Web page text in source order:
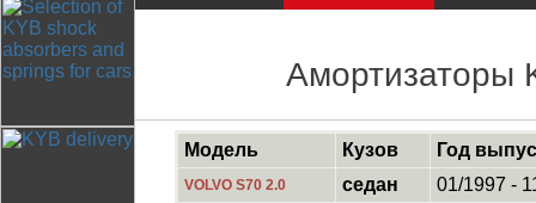
Амортизаторы
Модель Кузов Год
VOLVO S70 2.0 седан 01/1997 -